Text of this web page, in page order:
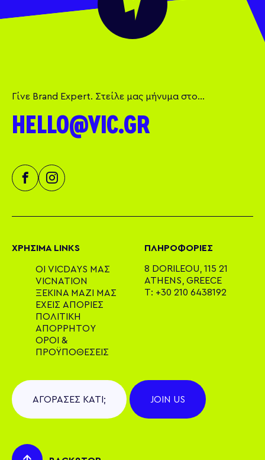
Γίνε Brand Expert. Στείλε μας μήνυμα στο...
HELLO@VIC.GR
ΧΡΉΣΙΜΑ LINKS
ΟΙ VICDAYS ΜΑΣ
VICNATION
ΞΕΚΙΝΑ ΜΑΖΙ ΜΑΣ
ΕΧΕΙΣ ΑΠΟΡΙΕΣ
ΠΟΛΙΤΙΚΗ
ΑΠΟΡΡΗΤΟΥ
ΟΡΟΙ &
ΠΡΟΫΠΟΘΕΣΕΙΣ
ΠΛΗΡΟΦΟΡΙΕΣ
8 DORILEOU, 115 21
ATHENS, GREECE
T: +30 210 6438192
ΑΓΟΡΑΣΕΣ ΚΑΤΙ; JOIN US
Vibe Check
Ναι Όχι
*Μπορείς να διαθέσεις 4 έως 8 ώρες κάποιες μέρες
την εβδομάδα?
Ναι Όχι
Ναι